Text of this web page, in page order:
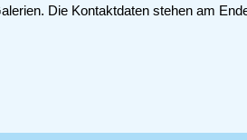
Die Kontaktdaten stehen am